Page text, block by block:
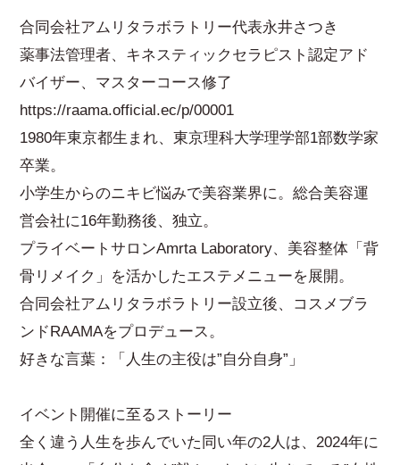
合同会社アムリタラボラトリー代表永井さつき
薬事法管理者、キネスティックセラピスト認定アド
バイザー、マスターコース修了
https://raama.official.ec/p/00001
1980年東京都生まれ、東京理科大学理学部1部数学家
卒業。
小学生からのニキビ悩みで美容業界に。総合美容運
営会社に16年勤務後、独立。
プライベートサロンAmrta Laboratory、美容整体「背
骨リメイク」を活かしたエステメニューを展開。
合同会社アムリタラボラトリー設立後、コスメブラ
ンドRAAMAをプロデュース。
好きな言葉：「人生の主役は”自分自身”」
イベント開催に至るストーリー
全く違う人生を歩んでいた同い年の2人は、2024年に